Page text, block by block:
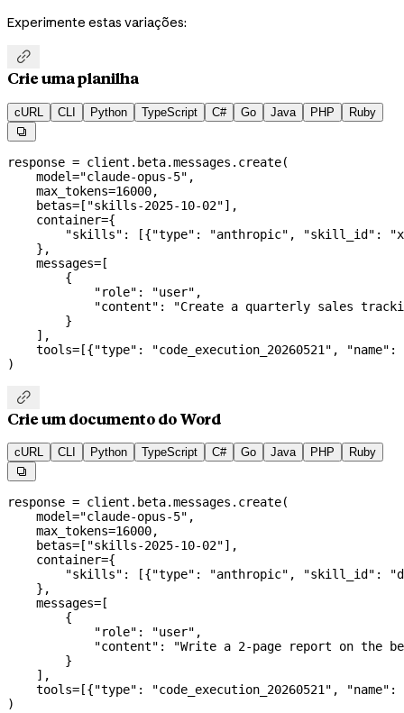
Experimente estas variações:

Crie uma planilha
cURL CLI Python TypeScript C# Go Java PHP Ruby

response = client.beta.messages.create(
    model
="claude-opus-5" ,
    max_tokens
=16000,
    betas
= [ "skills-2025-10-02"],
    container
={
        "skills"
: [{"type" : "anthropic" , "skill_id" :
    },
    messages
= [
        {
            "role"
: "user" ,
            "content"
:
"Create a quarterly sales
        }
    ],
    tools
= [{"type" : "code_execution_20260521" , "name" :
)

Crie um documento do Word
cURL CLI Python TypeScript C# Go Java PHP Ruby

response = client.beta.messages.create(
    model
="claude-opus-5" ,
    max_tokens
=16000,
    betas
= [ "skills-2025-10-02"],
    container
={
        "skills"
: [{"type" : "anthropic" , "skill_id" :
    },
    messages
= [
        {
            "role"
: "user" ,
            "content"
:
"Write a 2-page report on the
        }
    ],
    tools
= [{"type" : "code_execution_20260521" , "name" :
)